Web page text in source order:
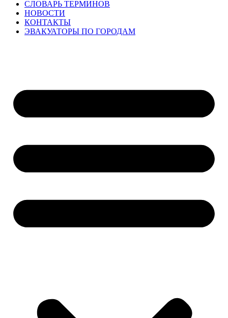
СЛОВАРЬ ТЕРМИНОВ
НОВОСТИ
КОНТАКТЫ
ЭВАКУАТОРЫ ПО ГОРОДАМ